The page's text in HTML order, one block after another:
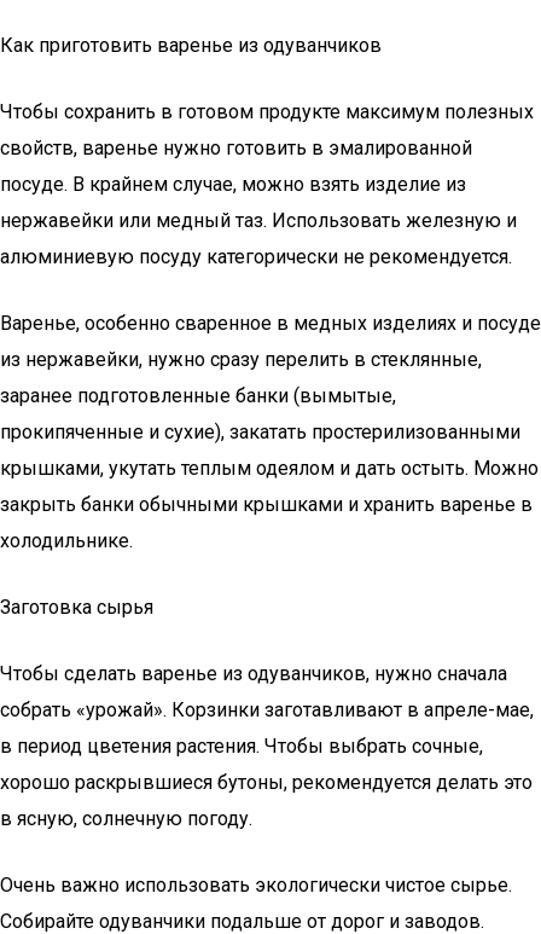
Как приготовить варенье из одуванчиков
Чтобы сохранить в готовом продукте максимум полезных
свойств, варенье нужно готовить в эмалированной
посуде. В крайнем случае, можно взять изделие из
нержавейки или медный таз. Использовать железную и
алюминиевую посуду категорически не рекомендуется.
Варенье, особенно сваренное в медных изделиях и посуде
из нержавейки, нужно сразу перелить в стеклянные,
заранее подготовленные банки (вымытые,
прокипяченные и сухие), закатать простерилизованными
крышками, укутать теплым одеялом и дать остыть. Можно
закрыть банки обычными крышками и хранить варенье в
холодильнике.
Заготовка сырья
Чтобы сделать варенье из одуванчиков, нужно сначала
собрать «урожай». Корзинки заготавливают в апреле-мае,
в период цветения растения. Чтобы выбрать сочные,
хорошо раскрывшиеся бутоны, рекомендуется делать это
в ясную, солнечную погоду.
Очень важно использовать экологически чистое сырье.
Собирайте одуванчики подальше от дорог и заводов.